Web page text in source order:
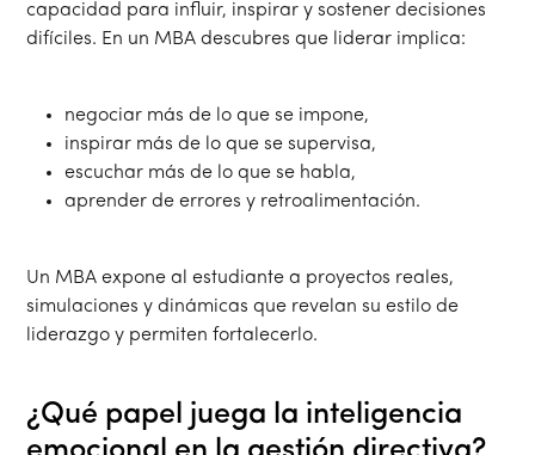
capacidad para influir, inspirar y sostener decisiones
difíciles. En un MBA descubres que liderar implica:
negociar más de lo que se impone,
inspirar más de lo que se supervisa,
escuchar más de lo que se habla,
aprender de errores y retroalimentación.
Un MBA expone al estudiante a proyectos reales,
simulaciones y dinámicas que revelan su estilo de
liderazgo y permiten fortalecerlo.
¿Qué papel juega la inteligencia